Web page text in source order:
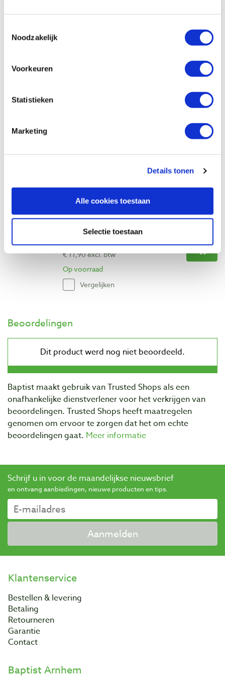
Noodzakelijk
Voorkeuren
Statistieken
Marketing
Details tonen
Alle cookies toestaan
Selectie toestaan
Pfeil D 8-10 rechte guts, gebogen snede
Flexcut PW11 Gold wetpastakrijt
€ 14,40 incl. btw
€ 11,90 excl. btw
Op voorraad
Vergelijken
Beoordelingen
Baptist maakt gebruik van Trusted Shops als een
onafhankelijke dienstverlener voor het verkrijgen van
beoordelingen. Trusted Shops heeft maatregelen
genomen om ervoor te zorgen dat het om echte
beoordelingen gaat. Meer informatie
Schrijf u in voor de maandelijkse nieuwsbrief
en ontvang aanbiedingen, nieuwe producten en tips.
Aanmelden
Klantenservice
Bestellen & levering
Betaling
Retourneren
Garantie
Contact
Baptist Arnhem